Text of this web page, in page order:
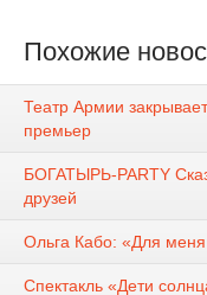
Похожие
Театр Армии
премьер
БОГАТЫРЬ-PARTY
друзей
Ольга Кабо: «Для
Спектакль «Дети